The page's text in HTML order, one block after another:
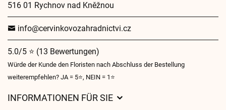
516 01 Rychnov nad Kněžnou
info@cervinkovozahradnictvi.cz
5.0/5 ⭐ (13 Bewertungen)
Würde der Kunde den Floristen nach Abschluss der Bestellung
weiterempfehlen? JA = 5⭐, NEIN = 1⭐
INFORMATIONEN FÜR SIE